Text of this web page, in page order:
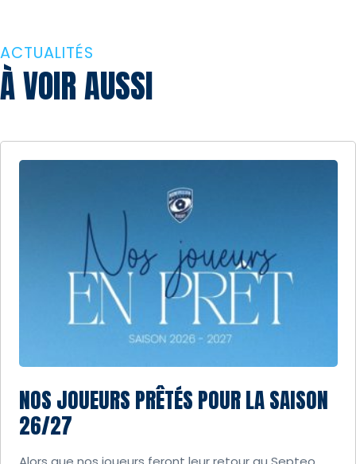
ACTUALITÉS
À VOIR AUSSI
NOS JOUEURS PRÊTÉS POUR LA SAISON
26/27